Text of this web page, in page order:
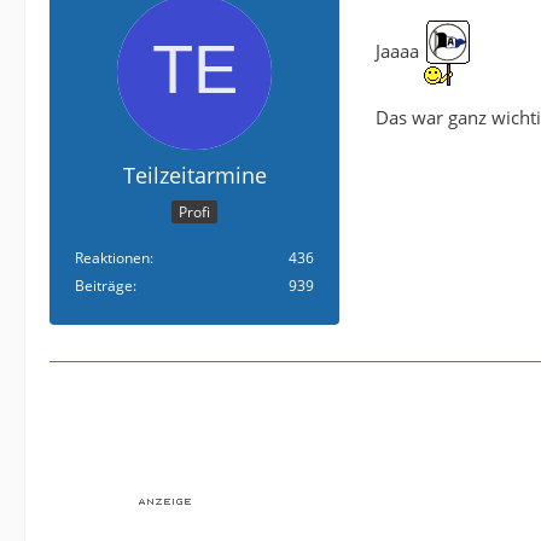
Teilzeitarmine
Profi
Reaktionen
436
Beiträge
939
Jaaaa
Das war ganz